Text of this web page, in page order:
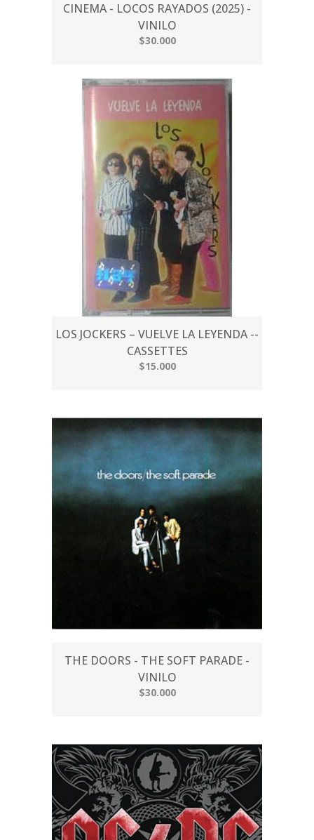
CINEMA - LOCOS RAYADOS (2025) -
VINILO
$30.000
LOS JOCKERS – VUELVE LA LEYENDA --
CASSETTES
$15.000
THE DOORS - THE SOFT PARADE -
VINILO
$30.000